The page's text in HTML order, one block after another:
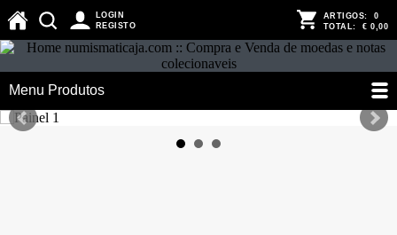
LOGIN
REGISTO
ARTIGOS: 0
TOTAL: € 0,00
Menu Produtos